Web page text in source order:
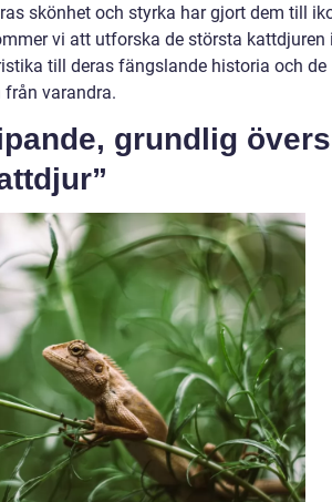
skönhet och styrka har gjort dem till
vi att utforska de största kattdjuren
till deras fängslande historia och de
varandra.
grundlig